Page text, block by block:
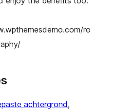
ro
achtergrond